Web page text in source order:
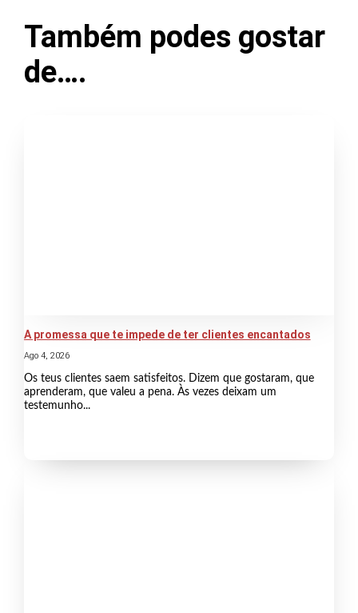
Também podes gostar
de….
A promessa que te impede de ter clientes encantados
Ago 4, 2026
Os teus clientes saem satisfeitos. Dizem que gostaram, que
aprenderam, que valeu a pena. Às vezes deixam um
testemunho...